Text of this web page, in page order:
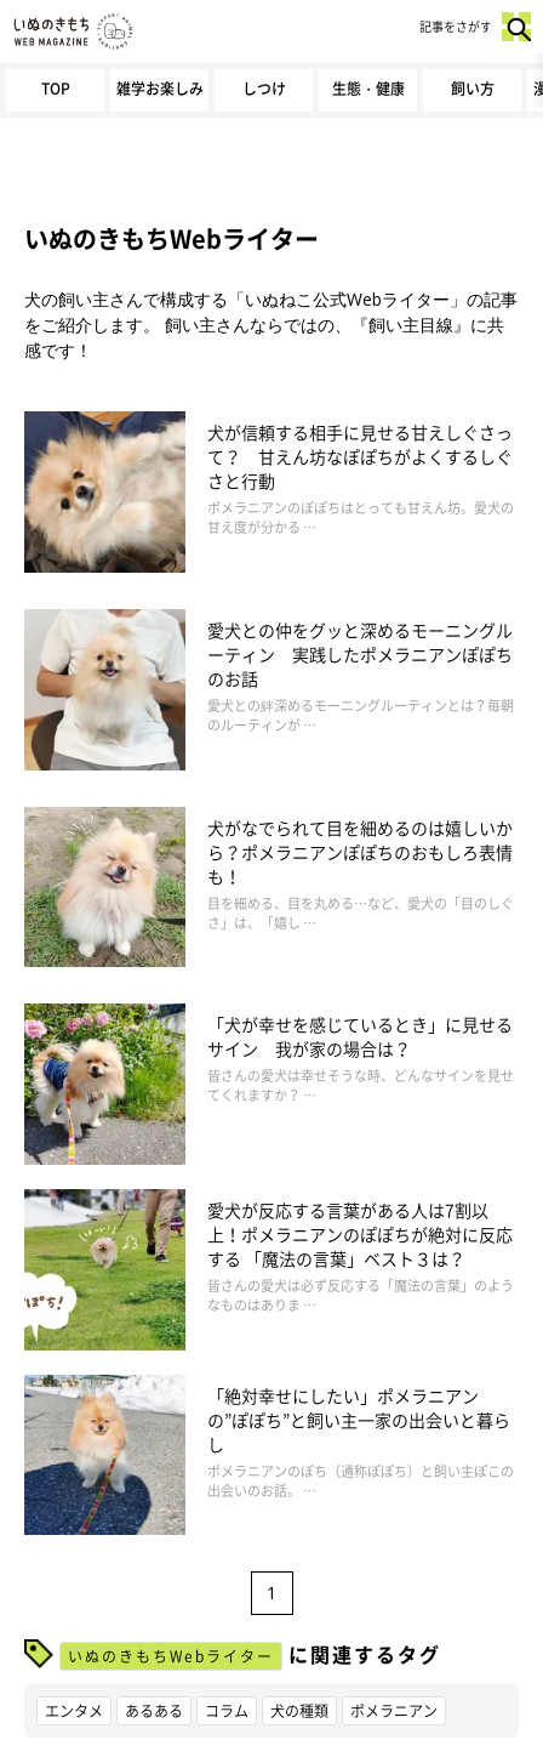
TOP 雑学お楽しみ しつけ 生態・健康 飼い方
記事をさがす
いぬのきもちWebライター
犬の飼い主さんで構成する「いぬねこ公式Webライター」の記事
をご紹介します。 飼い主さんならではの、『飼い主目線』に共
感です！
犬が信頼する相手に見せる甘えしぐさっ
て？ 甘えん坊なぽぽちがよくするしぐ
さと行動
ポメラニアンのぽぽちはとっても甘えん坊。愛犬の
甘え度が分かる …
愛犬との仲をグッと深めるモーニングル
ーティン 実践したポメラニアンぽぽち
のお話
愛犬との絆深めるモーニングルーティンとは？毎朝
のルーティンが …
犬がなでられて目を細めるのは嬉しいか
ら？ポメラニアンぽぽちのおもしろ表情
も！
目を細める、目を丸める…など、愛犬の「目のしぐ
さ」は、「嬉し …
「犬が幸せを感じているとき」に見せる
サイン 我が家の場合は？
皆さんの愛犬は幸せそうな時、どんなサインを見せ
てくれますか？ …
愛犬が反応する言葉がある人は7割以
上！ポメラニアンのぽぽちが絶対に反応
する 「魔法の言葉」ベスト３は？
皆さんの愛犬は必ず反応する「魔法の言葉」のよう
なものはありま …
「絶対幸せにしたい」ポメラニアン
の”ぽぽち”と飼い主一家の出会いと暮ら
し
ポメラニアンのぽち（通称ぽぽち）と飼い主ぽこの
出会いのお話。 …
1
いぬのきもちWebライター に関連するタグ
エンタメ あるある コラム 犬の種類 ポメラニアン